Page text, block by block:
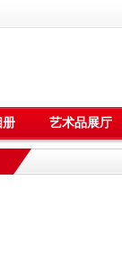
册 艺术品展厅